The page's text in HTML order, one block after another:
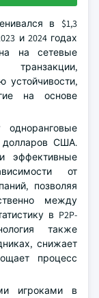
в $1,3
и 2024 годах
на сетевые
устойчивости,
на основе
одноранговые
долларов США.
эффективные
от
позволяя
между
в P2P-
также
снижает
процесс
игроками в